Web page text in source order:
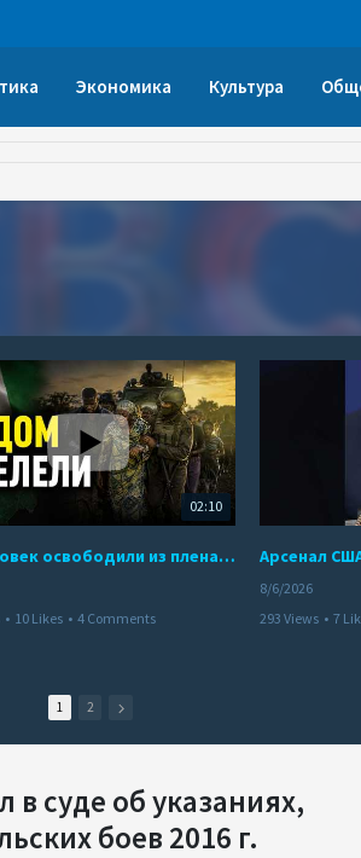
Экономика Культура
02:10
300 человек освободили из плена террористов. Невероятная история спасения
• 10 Likes • 4 Comments
8/6/2026
293 Views • 7
1 2
суде об указаниях,
боев 2016 г.